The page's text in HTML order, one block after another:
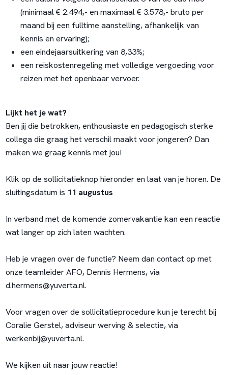
(minimaal € 2.494,- en maximaal € 3.578,- bruto per
maand bij een fulltime aanstelling, afhankelijk van
kennis en ervaring);
een eindejaarsuitkering van 8,33%;
een reiskostenregeling met volledige vergoeding voor
reizen met het openbaar vervoer.
Lijkt het je wat?
Ben jij die betrokken, enthousiaste en pedagogisch sterke
collega die graag het verschil maakt voor jongeren? Dan
maken we graag kennis met jou!
Klik op de sollicitatieknop hieronder en laat van je horen. De
sluitingsdatum is 11 augustus
In verband met de komende zomervakantie kan een reactie
wat langer op zich laten wachten.
Heb je vragen over de functie? Neem dan contact op met
onze teamleider AFO, Dennis Hermens, via
d.hermens@yuverta.nl.
Voor vragen over de sollicitatieprocedure kun je terecht bij
Coralie Gerstel, adviseur werving & selectie, via
werkenbij@yuverta.nl.
We kijken uit naar jouw reactie!